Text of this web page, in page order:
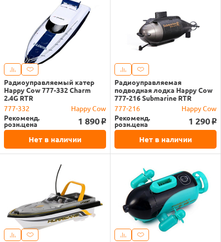
Радиоуправляемый катер
Happy Cow 777-332 Charm
2.4G RTR
777-332
Happy Cow
Рекоменд.
розн.цена 1 890 o
Нет в наличии
Радиоуправляемая
подводная лодка Happy Cow
777-216 Submarine RTR
777-216
Happy Cow
Рекоменд.
розн.цена 1 290 o
Нет в наличии